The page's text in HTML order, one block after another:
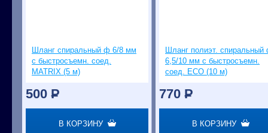
Шланг спиральный ф 6/8 мм
с быстросъемн. соед.
MATRIX (5 м)
500 P
В КОРЗИНУ
Шланг полиэт. спиральный
6,5/10 мм с быстросъемн.
соед. ECO (10 м)
770 P
В КОРЗИНУ